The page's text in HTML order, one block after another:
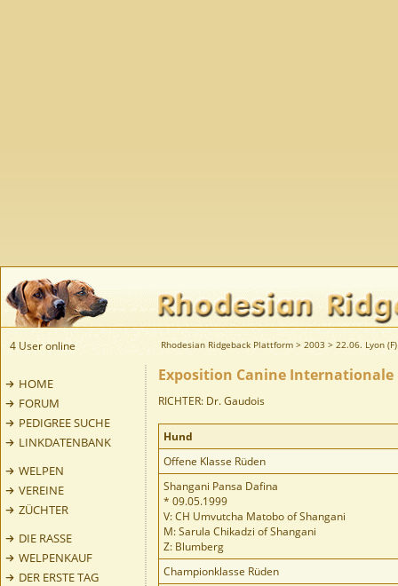
4 User online Rhodesian Ridgeback Plattform > 2003 > 22.06. Lyon (F)
HOME
FORUM
PEDIGREE SUCHE
LINKDATENBANK
WELPEN
VEREINE
ZÜCHTER
DIE RASSE
WELPENKAUF
DER ERSTE TAG
Exposition Canine Internationale
RICHTER: Dr. Gaudois
Hund
Offene Klasse Rüden
Shangani Pansa Dafina
* 09.05.1999
V: CH Umvutcha Matobo of Shangani
M: Sarula Chikadzi of Shangani
Z: Blumberg
Championklasse Rüden